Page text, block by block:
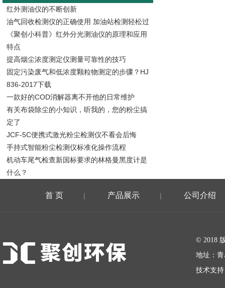
红外测油仪的不断创新
油气回收检测仪的正确使用 加油站检测轻松过
《聚创小科普》红外分光测油仪的原理和应用
特点
提高烟尘浓度测定仪测量可靠性的技巧
固定污染废气和低浓度颗粒物测定的步骤？HJ
836-2017下载
一款好的COD消解器离不开他的日常维护
有关布袋除尘的小知识，听我的，您的粉尘搞
定了
JCF-5C便携式激光粉尘检测仪不看会后悔
手持式智能粉尘检测仪标准化操作流程
机动车尾气检查新国标要求的林格曼黑度计是
什么？
首 页 | 产品展示 | 公司介绍
© 2018
地址：
技术支